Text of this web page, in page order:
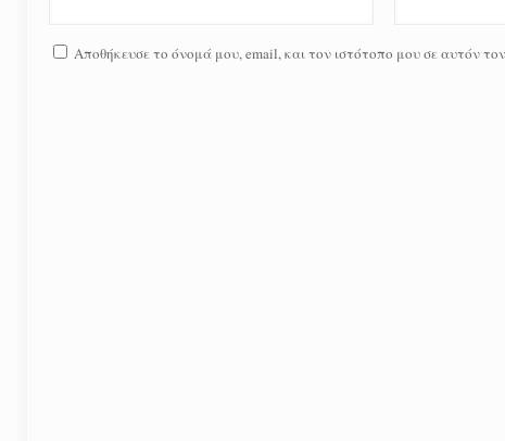
Αποθήκευσε το όνομά μου, email, και τον ιστότοπο μου σε αυτόν